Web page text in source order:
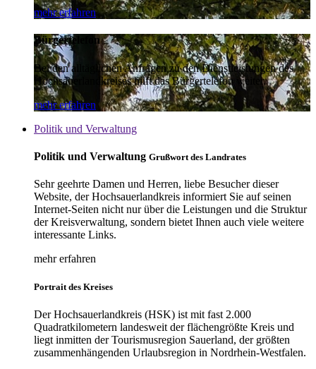
mehr erfahren
Bürgertelefon
Bei den alltäglichen Anfragen zu den Dienstleistungen des
Hochsauerlandkreises hilft das Bürgertelefon weiter.
mehr erfahren
Politik und Verwaltung
Politik und Verwaltung Grußwort des Landrates
Sehr geehrte Damen und Herren, liebe Besucher dieser
Website, der Hochsauerlandkreis informiert Sie auf seinen
Internet-Seiten nicht nur über die Leistungen und die Struktur
der Kreisverwaltung, sondern bietet Ihnen auch viele weitere
interessante Links.
mehr erfahren
Portrait des Kreises
Der Hochsauerlandkreis (HSK) ist mit fast 2.000
Quadratkilometern landesweit der flächengrößte Kreis und
liegt inmitten der Tourismusregion Sauerland, der größten
zusammenhängenden Urlaubsregion in Nordrhein-Westfalen.